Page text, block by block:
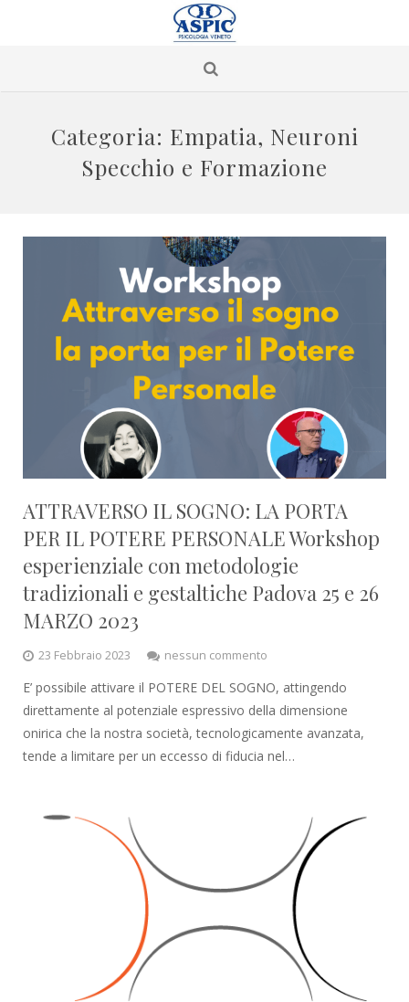
Categoria: Empatia, Neuroni
Specchio e Formazione
ATTRAVERSO IL SOGNO: LA PORTA
PER IL POTERE PERSONALE Workshop
esperienziale con metodologie
tradizionali e gestaltiche Padova 25 e 26
MARZO 2023
23 Febbraio 2023 nessun commento
E’ possibile attivare il POTERE DEL SOGNO, attingendo
direttamente al potenziale espressivo della dimensione
onirica che la nostra società, tecnologicamente avanzata,
tende a limitare per un eccesso di fiducia nel…